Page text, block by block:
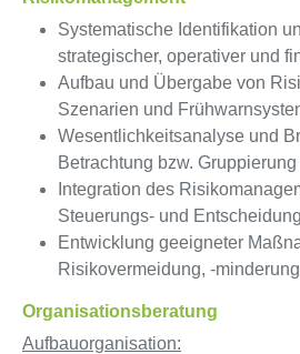
Systematische Identifikation
strategischer, operativer und
Aufbau und Übergabe von
Szenarien und
Wesentlichkeitsanalyse und
Betrachtung bzw.
Integration des
Steuerungs- und
Entwicklung geeigneter
Risikovermeidung, -
Organisationsberatung
Aufbauorganisation: